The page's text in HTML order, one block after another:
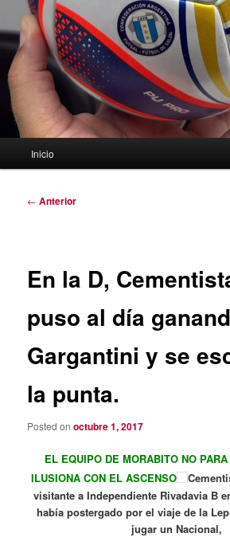
Inicio
Navegación
← Anterior
En la D,
puso al día
Gargantini y se
la punta.
Posted onoctubre 1, 2017
EL EQUIPO DE MORABITO NO
ILUSIONA CON EL ASCENSO
visitante a Independiente Rivadavia B
había postergado por el viaje de la
jugar un Nacional,